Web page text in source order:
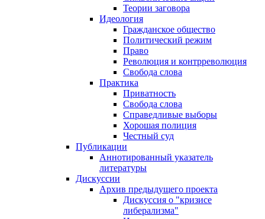
Теории заговора
Идеология
Гражданское общество
Политический режим
Право
Революция и контрреволюция
Свобода слова
Практика
Приватность
Свобода слова
Справедливые выборы
Хорошая полиция
Честный суд
Публикации
Аннотированный указатель
литературы
Дискуссии
Архив предыдущего проекта
Дискуссия о "кризисе
либерализма"